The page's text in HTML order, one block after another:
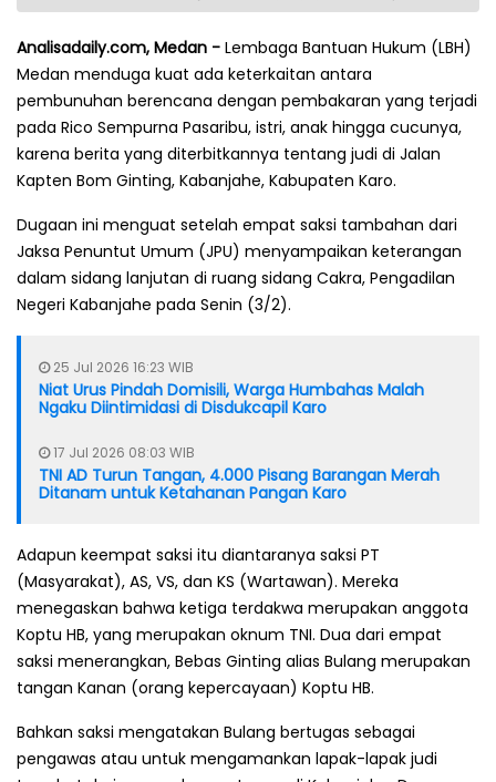
Analisadaily.com, Medan - Lembaga Bantuan Hukum (LBH)
Medan menduga kuat ada keterkaitan antara
pembunuhan berencana dengan pembakaran yang terjadi
pada Rico Sempurna Pasaribu, istri, anak hingga cucunya,
karena berita yang diterbitkannya tentang judi di Jalan
Kapten Bom Ginting, Kabanjahe, Kabupaten Karo.
Dugaan ini menguat setelah empat saksi tambahan dari
Jaksa Penuntut Umum (JPU) menyampaikan keterangan
dalam sidang lanjutan di ruang sidang Cakra, Pengadilan
Negeri Kabanjahe pada Senin (3/2).
25 Jul 2026 16:23 WIB
Niat Urus Pindah Domisili, Warga Humbahas Malah
Ngaku Diintimidasi di Disdukcapil Karo
17 Jul 2026 08:03 WIB
TNI AD Turun Tangan, 4.000 Pisang Barangan Merah
Ditanam untuk Ketahanan Pangan Karo
Adapun keempat saksi itu diantaranya saksi PT
(Masyarakat), AS, VS, dan KS (Wartawan). Mereka
menegaskan bahwa ketiga terdakwa merupakan anggota
Koptu HB, yang merupakan oknum TNI. Dua dari empat
saksi menerangkan, Bebas Ginting alias Bulang merupakan
tangan Kanan (orang kepercayaan) Koptu HB.
Bahkan saksi mengatakan Bulang bertugas sebagai
pengawas atau untuk mengamankan lapak-lapak judi